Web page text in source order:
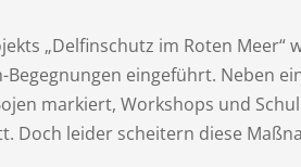
„Delfinschutz im Roten
eingeführt. Neben
markiert, Workshops und
Doch leider scheitern diese